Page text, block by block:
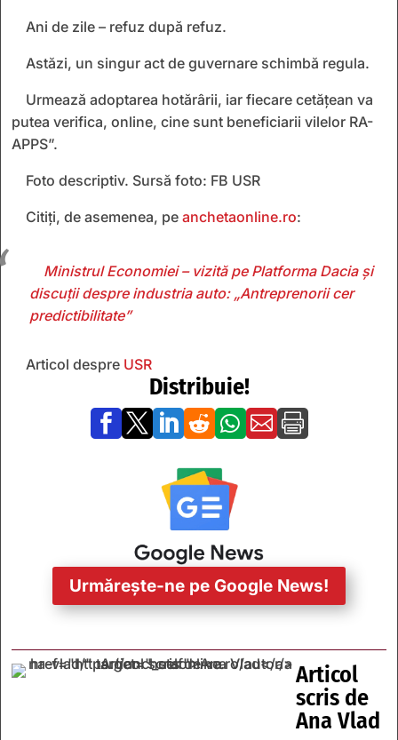
Ani de zile – refuz după refuz.
Astăzi, un singur act de guvernare schimbă regula.
Urmează adoptarea hotărârii, iar fiecare cetățean va
putea verifica, online, cine sunt beneficiarii vilelor RA-
APPS”.
Foto descriptiv. Sursă foto: FB USR
Citiți, de asemenea, pe anchetaonline.ro:
Ministrul Economiei – vizită pe Platforma Dacia și
discuții despre industria auto: „Antreprenorii cer
predictibilitate”
Articol despre USR
Distribuie!
      
Urmărește-ne pe Google News!
Articol
scris de
Ana Vlad